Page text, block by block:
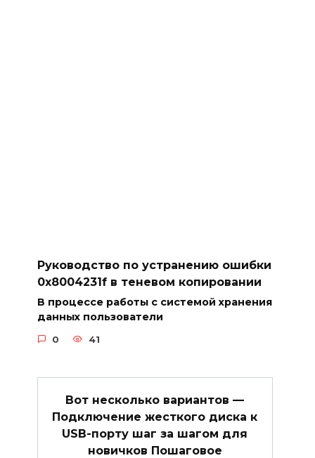
Руководство по устранению ошибки
0x8004231f в теневом копировании
В процессе работы с системой хранения
данных пользователи
0 41
Вот несколько вариантов —
Подключение жесткого диска к
USB-порту шаг за шагом для
новичков Пошаговое